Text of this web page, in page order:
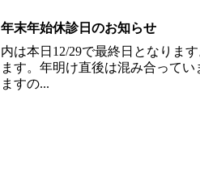
年末年始休診日のお知らせ
内は本日12/29で最終日となりま
ます。年明け直後は混み合って
ますの...